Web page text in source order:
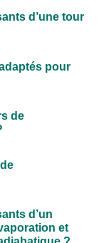
d’une tour
pour
de
d’un
et